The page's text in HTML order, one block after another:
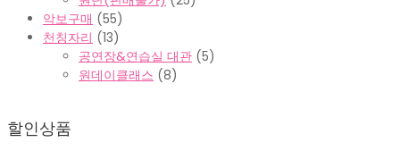
악보구매 (55)
천칭자리 (13)
공연장&연습실 대관 (5)
원데이클래스 (8)
할인상품